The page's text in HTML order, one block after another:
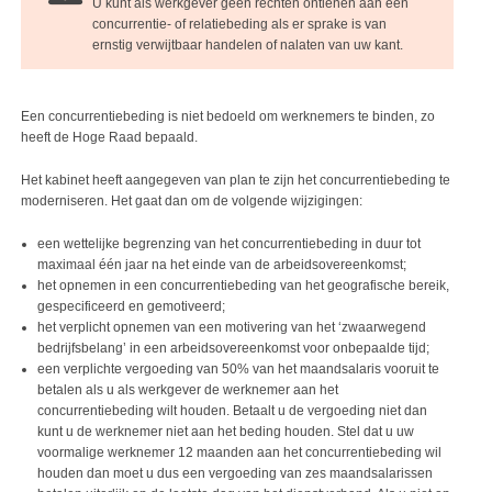
U kunt als werkgever geen rechten ontlenen aan een
concurrentie- of relatiebeding als er sprake is van
ernstig verwijtbaar handelen of nalaten van uw kant.
Een concurrentiebeding is niet bedoeld om werknemers te binden, zo
heeft de Hoge Raad bepaald.
Het kabinet heeft aangegeven van plan te zijn het concurrentiebeding te
moderniseren. Het gaat dan om de volgende wijzigingen:
een wettelijke begrenzing van het concurrentiebeding in duur tot
maximaal één jaar na het einde van de arbeidsovereenkomst;
het opnemen in een concurrentiebeding van het geografische bereik,
gespecificeerd en gemotiveerd;
het verplicht opnemen van een motivering van het ‘zwaarwegend
bedrijfsbelang’ in een arbeidsovereenkomst voor onbepaalde tijd;
een verplichte vergoeding van 50% van het maandsalaris vooruit te
betalen als u als werkgever de werknemer aan het
concurrentiebeding wilt houden. Betaalt u de vergoeding niet dan
kunt u de werknemer niet aan het beding houden. Stel dat u uw
voormalige werknemer 12 maanden aan het concurrentiebeding wil
houden dan moet u dus een vergoeding van zes maandsalarissen